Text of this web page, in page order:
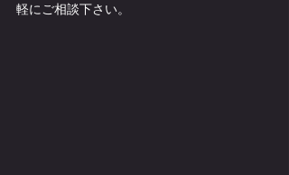
軽にご相談下さい。